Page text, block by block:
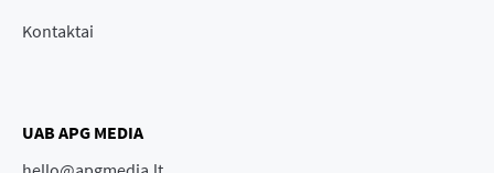
Kontaktai
UAB APG MEDIA